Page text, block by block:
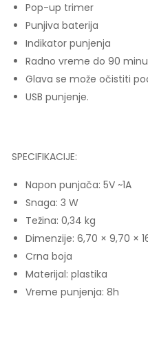
Pop-up trimer
Punjiva baterija
Indikator punjenja
Radno vreme do 90
Glava se može očistiti
USB punjenje.
SPECIFIKACIJE:
Napon punjača: 5V ~1A
Snaga: 3 W
Težina: 0,34 kg
Dimenzije: 6,70 × 9,70 ×
Crna boja
Materijal: plastika
Vreme punjenja: 8h